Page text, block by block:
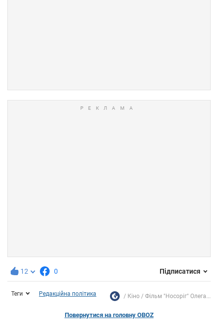
12 0 Підписатися
Теги Редакційна політика Кіно Фільм "Носоріг" Олега...
Повернутися на головну OBOZ